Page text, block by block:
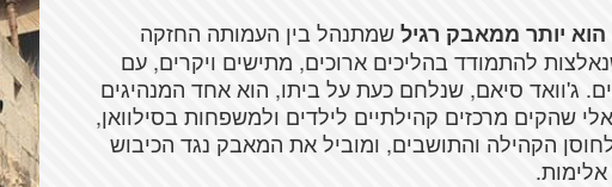
יותר ממאבק רגילשמתנהל בין העמותה החזקה
להתמודד בהליכים ארוכים, מתישים ויקרים, עם
ג'וואד סיאם, שנלחם כעת על ביתו, הוא אחד המנהיגים
שהקים מרכזים קהילתיים לילדים ולמשפחות בסילוואן,
הקהילה והתושבים, ומוביל את המאבק נגד הכיבוש